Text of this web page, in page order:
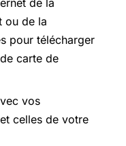
de la
ou de la
pour télécharger
carte de
vos
celles de votre